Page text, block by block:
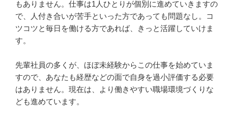
もありません。仕事は1人ひとりが個別に進めていきますの
で、人付き合いが苦手といった方であっても問題なし。コ
ツコツと毎日を働ける方であれば、きっと活躍していけま
す。
先輩社員の多くが、ほぼ未経験からこの仕事を始めていま
すので、あなたも経歴などの面で自身を過小評価する必要
はありません。現在は、より働きやすい職場環境づくりな
ども進めています。